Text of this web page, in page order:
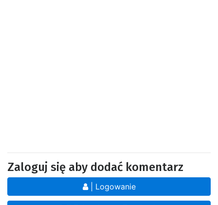
Zaloguj się aby dodać komentarz
| Logowanie